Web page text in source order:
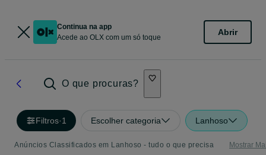
Continua na app
Acede ao OLX com um só toque
Abrir
O que procuras?
Filtros·1 Escolher categoria Lanhoso
Anúncios Classificados em Lanhoso - tudo o que precisa Mostrar